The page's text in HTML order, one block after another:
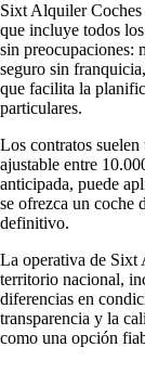
Sixt Alquiler
que incluye todos
sin preocupaciones:
seguro sin
que facilita la
particulares.
Los contratos
ajustable entre
anticipada, puede
se ofrezca un coche
definitivo.
La operativa de Sixt
territorio nacional,
diferencias en
transparencia y la
como una opción